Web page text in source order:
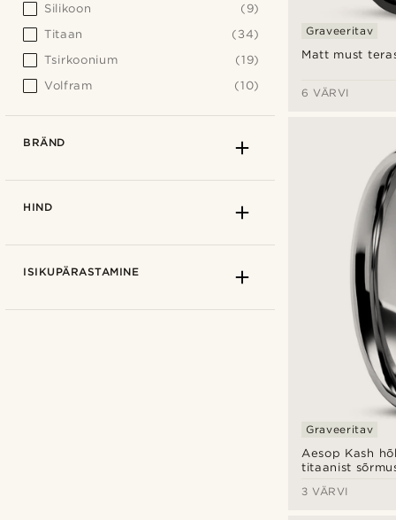
Matt must
Graveeritav
6 VÄRVI
Aesop Kash
titaanist
Graveeritav
3 VÄRVI
Silikoon
(9)
Titaan
(34)
Tsirkoonium
(19)
Volfram
(10)
BRÄND
HIND
ISIKUPÄRASTAMINE